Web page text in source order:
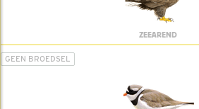
ZEEAREND
GEEN BROEDSEL